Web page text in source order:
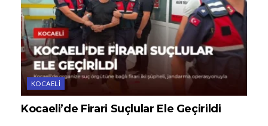
KOCAELI
Kocaeli’de Firari Suçlular Ele Geçirildi